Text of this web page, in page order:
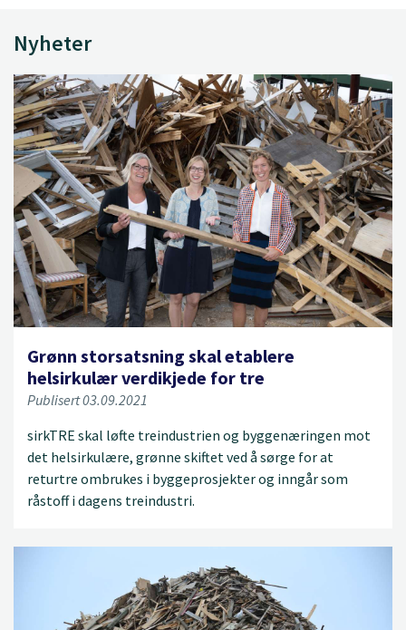
Nyheter
Grønn storsatsning skal etablere
helsirkulær verdikjede for tre
Publisert 03.09.2021
sirkTRE skal løfte treindustrien og byggenæringen mot
det helsirkulære, grønne skiftet ved å sørge for at
returtre ombrukes i byggeprosjekter og inngår som
råstoff i dagens treindustri.